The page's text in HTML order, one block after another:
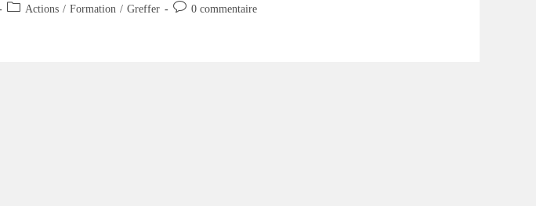
Post Actions / Formation / Greffer
Commentaires
0 commentaire